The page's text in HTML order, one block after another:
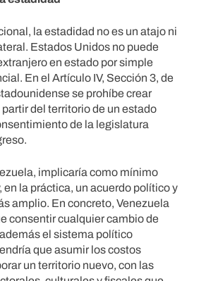
la estadidad no es un atajo ni
Estados Unidos no puede
en estado por simple
En el Artículo IV, Sección 3, de
se prohíbe crear
del territorio de un estado
de la legislatura
implicaría como mínimo
en la práctica, un acuerdo político y
amplio. En concreto, Venezuela
consentir cualquier cambio de
el sistema político
que asumir los costos
un territorio nuevo, con las